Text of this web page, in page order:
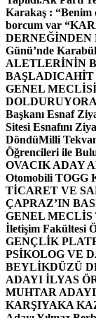
Karakaş : “Benim
borcum var “
Günü’nde
ALETLERİNİN
BAŞLADICAHİT
GENEL
DOLDURUYOR
Başkanı Esnaf
Sitesi Esnafını
DöndüMilli
Öğrencileri ile
OVACIK ADAY
Otomobili TOGG
TİCARET VE
ÇAPRAZ’IN
GENEL
İletişim Fakültesi
GENÇLİK
PSİKOLOG VE
BEYLİKDÜZÜ
ADAYI İLYAS
MUHTAR
KARŞIYAKA